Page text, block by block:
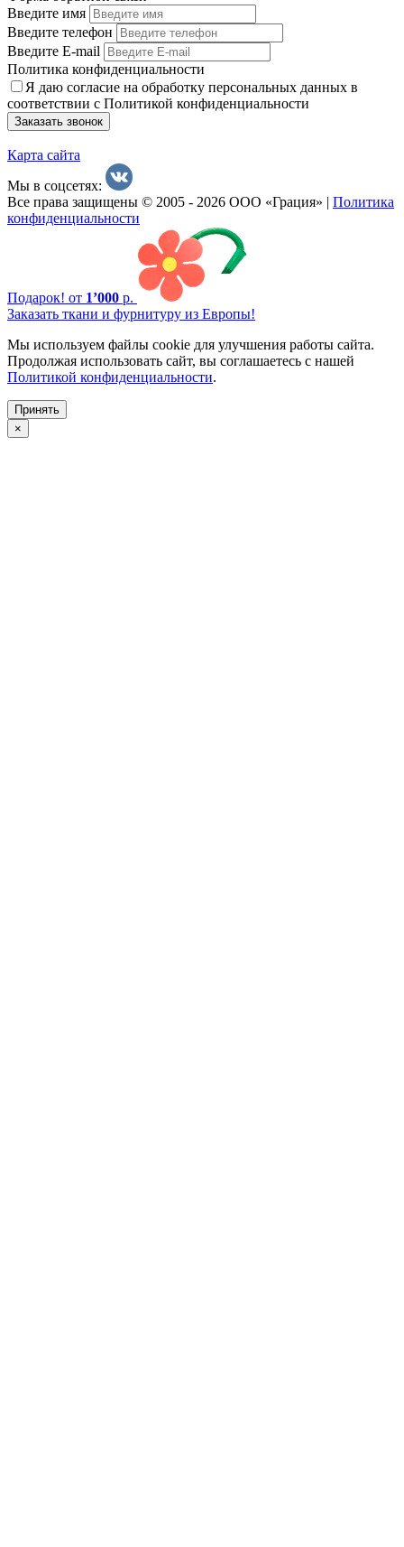
Введите имя
Введите телефон
Введите E-mail
Политика конфиденциальности
Я даю согласие на обработку персональных данных в
соответствии с Политикой конфиденциальности
Заказать звонок
Карта сайта
Мы в соцсетях:
Все права защищены © 2005 - 2026 ООО «Грация» | Политика
конфиденциальности
Подарок! от 1’000 р.
Заказать ткани и фурнитуру из Европы!
Мы используем файлы cookie для улучшения работы сайта.
Продолжая использовать сайт, вы соглашаетесь с нашей
Политикой конфиденциальности.
Принять
×